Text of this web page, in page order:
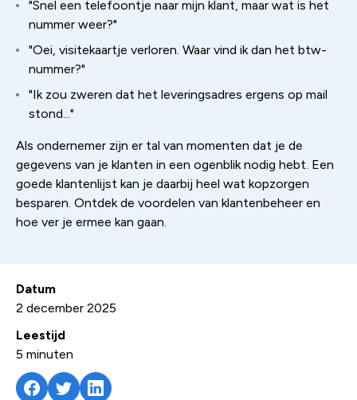
"Snel een telefoontje naar mijn klant, maar wat is het
nummer weer?"
"Oei, visitekaartje verloren. Waar vind ik dan het btw-
nummer?"
"Ik zou zweren dat het leveringsadres ergens op mail
stond..."
Als ondernemer zijn er tal van momenten dat je de
gegevens van je klanten in een ogenblik nodig hebt. Een
goede klantenlijst kan je daarbij heel wat kopzorgen
besparen. Ontdek de voordelen van klantenbeheer en
hoe ver je ermee kan gaan.
Datum
2 december 2025
Leestijd
5 minuten